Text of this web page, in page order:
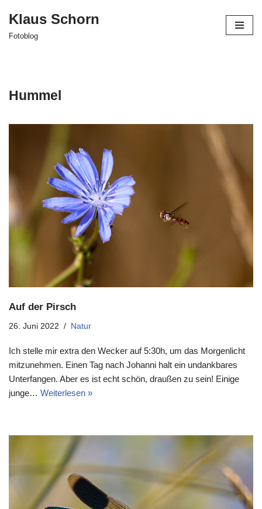
Zum
Klaus Schorn
Fotoblog
Hummel
Auf der Pirsch
26. Juni 2022 Natur
Ich stelle mir extra den Wecker auf 5:30h, um das Morgenlicht
mitzunehmen. Einen Tag nach Johanni halt ein undankbares
Unterfangen. Aber es ist echt schön, draußen zu sein! Einige
junge… Weiterlesen »